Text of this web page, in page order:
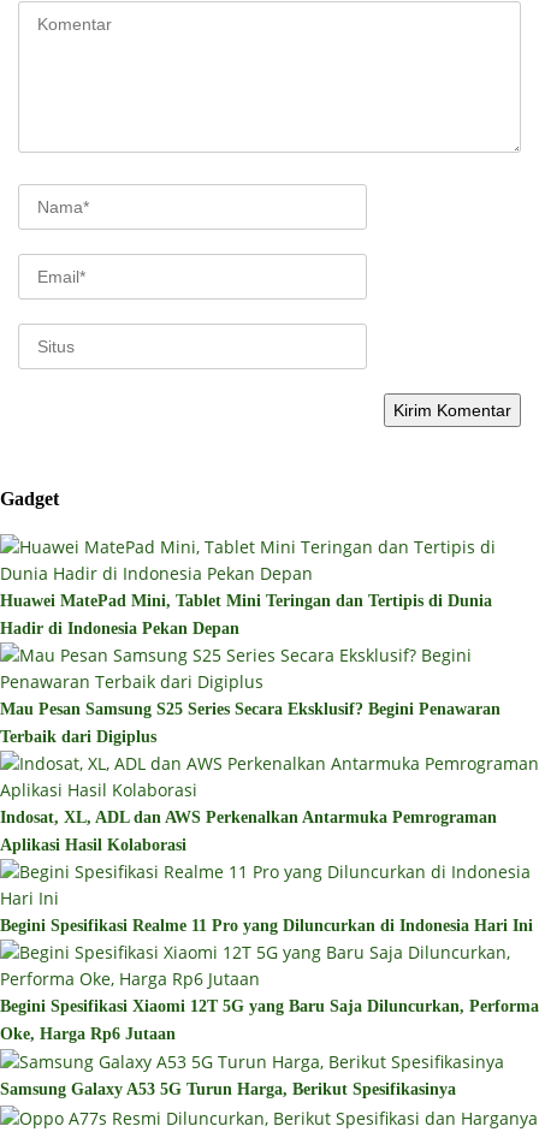
Gadget
Huawei MatePad Mini, Tablet Mini Teringan dan Tertipis di Dunia
Hadir di Indonesia Pekan Depan
Mau Pesan Samsung S25 Series Secara Eksklusif? Begini Penawaran
Terbaik dari Digiplus
Indosat, XL, ADL dan AWS Perkenalkan Antarmuka Pemrograman
Aplikasi Hasil Kolaborasi
Begini Spesifikasi Realme 11 Pro yang Diluncurkan di Indonesia Hari Ini
Begini Spesifikasi Xiaomi 12T 5G yang Baru Saja Diluncurkan, Performa
Oke, Harga Rp6 Jutaan
Samsung Galaxy A53 5G Turun Harga, Berikut Spesifikasinya